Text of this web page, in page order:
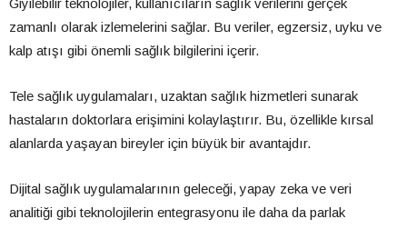
Giyilebilir teknolojiler, kullanıcıların sağlık verilerini gerçek
zamanlı olarak izlemelerini sağlar. Bu veriler, egzersiz, uyku ve
kalp atışı gibi önemli sağlık bilgilerini içerir.
Tele sağlık uygulamaları, uzaktan sağlık hizmetleri sunarak
hastaların doktorlara erişimini kolaylaştırır. Bu, özellikle kırsal
alanlarda yaşayan bireyler için büyük bir avantajdır.
Dijital sağlık uygulamalarının geleceği, yapay zeka ve veri
analitiği gibi teknolojilerin entegrasyonu ile daha da parlak